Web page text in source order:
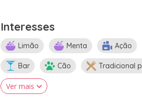
Interesses
Limão Menta Ação
Bar Cão Tradicional
Ver mais